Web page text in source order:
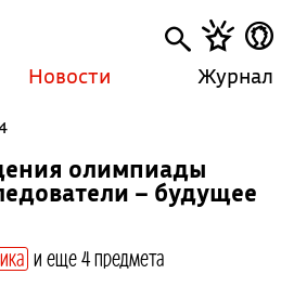
Новости Журнал
олимпиады
– будущее
и еще 4 предмета